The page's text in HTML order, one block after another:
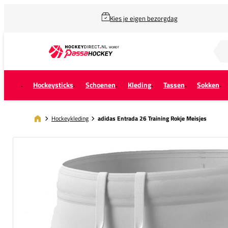
Kies je eigen bezorgdag
Hockeysticks Schoenen Kleding Tassen Sokken
Hockeykleding adidas Entrada 26 Training Rokje Meisjes